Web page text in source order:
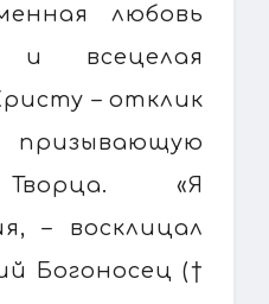
любовь
и всецелая
– отклик
«Я
– восклицал
Богоносец (†